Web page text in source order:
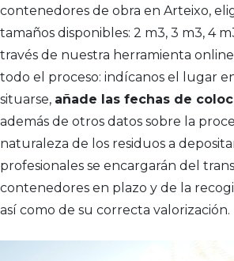
contenedores de obra en Arteixo,
tamaños disponibles: 2 m3, 3 m3, 4
través de nuestra herramienta
todo el proceso: indícanos el lugar
situarse, añade las fechas de
además de otros datos sobre la
naturaleza de los residuos a
profesionales se encargarán del
contenedores en plazo y de la
así como de su correcta valorización.